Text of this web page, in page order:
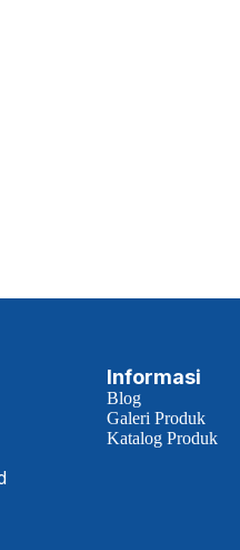
Informasi
Blog
Galeri Produk
Katalog Produk